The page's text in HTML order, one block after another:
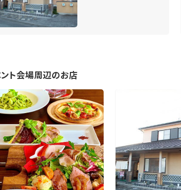
ト会場周辺のお店